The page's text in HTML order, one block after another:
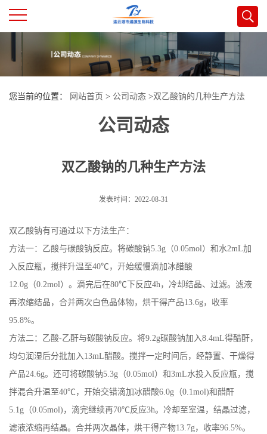
司
介
绍
公
司
动
态
您当前的位置： 网站首页 > 公司动态 >双乙酸钠的几种生产方法
公司动态
双乙酸钠的几种生产方法
发表时间：2022-08-31
双乙酸钠有可通过以下方法生产：
方法一：乙酸与碳酸钠反应。将碳酸钠5.3g（0.05mol）和水2mL加
入反应瓶，搅拌升温至40℃，开始缓慢滴加冰醋酸
12.0g（0.2mol）。滴完后在80℃下反应4h，冷却结晶、过滤。滤液
再浓缩结晶，合并两次白色晶体物，烘干得产品13.6g，收率
95.8%。
方法二：乙酸-乙酐与碳酸钠反应。将9.2g碳酸钠加入8.4mL得醋酐，
均匀润湿后分批加入13mL醋酸。搅拌一定时间后，经静置、干燥得
产品24.6g。还可将碳酸钠5.3g（0.05mol）和3mL水投入反应瓶，搅
拌混合升温至40℃，开始交错滴加冰醋酸6.0g（0.1mol)和醋酐
5.1g（0.05mol)，滴完继续再70℃反应3h。冷却至室温，结晶过滤，
滤液浓缩再结晶。合并两次晶体，烘干得产物13.7g，收率96.5%。